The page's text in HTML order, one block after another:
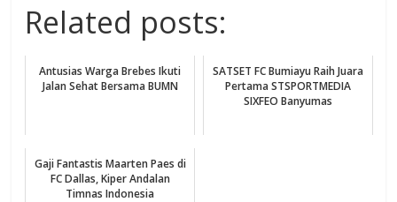
Related posts:
Antusias Warga Brebes Ikuti
Jalan Sehat Bersama BUMN
SATSET FC Bumiayu Raih Juara
Pertama STSPORTMEDIA
SIXFEO Banyumas
Gaji Fantastis Maarten Paes di
FC Dallas, Kiper Andalan
Timnas Indonesia